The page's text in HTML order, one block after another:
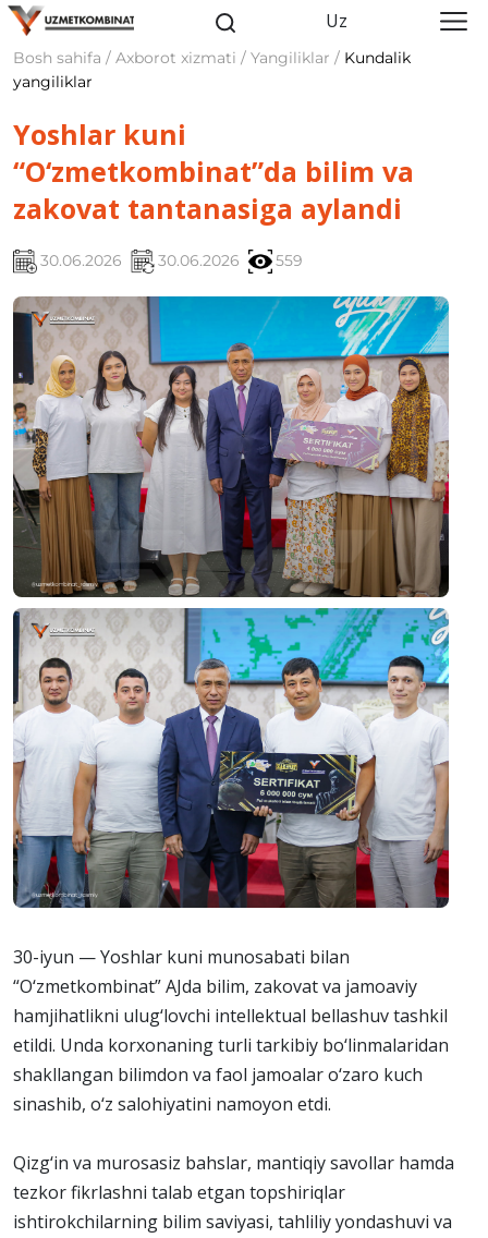
Uz
Bosh sahifa / Axborot xizmati / Yangiliklar / Kundalik
yangiliklar
Yoshlar kuni
“O‘zmetkombinat”da bilim va
zakovat tantanasiga aylandi
30.06.2026 30.06.2026 559
30-iyun — Yoshlar kuni munosabati bilan
“O‘zmetkombinat” AJda bilim, zakovat va jamoaviy
hamjihatlikni ulug‘lovchi intellektual bellashuv tashkil
etildi. Unda korxonaning turli tarkibiy bo‘linmalaridan
shakllangan bilimdon va faol jamoalar o‘zaro kuch
sinashib, o‘z salohiyatini namoyon etdi.
Qizg‘in va murosasiz bahslar, mantiqiy savollar hamda
tezkor fikrlashni talab etgan topshiriqlar
ishtirokchilarning bilim saviyasi, tahliliy yondashuvi va